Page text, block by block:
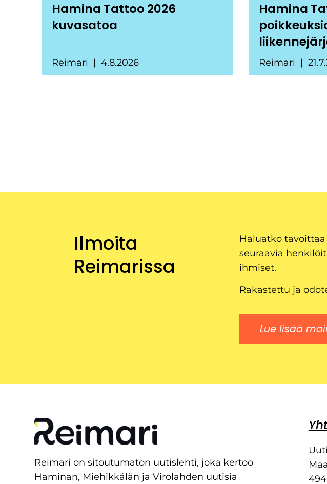
Hamina Tattoo 2026
kuvasatoa
Reimari 4.8.2026
Hamina
Reimari
Ilmoita
Reimarissa
Haluatko
seuraavia
ihmiset.
Rakastettu ja
Lue lisää
Reimari on sitoutumaton uutislehti, joka kertoo
Haminan, Miehikkälän ja Virolahden uutisia